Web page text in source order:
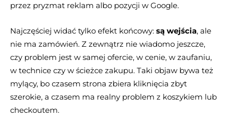
przez pryzmat reklam albo pozycji w Google.
Najczęściej widać tylko efekt końcowy: są wejścia, ale
nie ma zamówień. Z zewnątrz nie wiadomo jeszcze,
czy problem jest w samej ofercie, w cenie, w zaufaniu,
w technice czy w ścieżce zakupu. Taki objaw bywa też
mylący, bo czasem strona zbiera kliknięcia zbyt
szerokie, a czasem ma realny problem z koszykiem lub
checkoutem.